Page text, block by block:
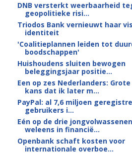
DNB versterkt weerbaarheid
geopolitieke risi...
Triodos Bank vernieuwt haar
identiteit
'Coalitieplannen leiden tot
boodschappen'
Huishoudens sluiten bewogen
beleggingsjaar positie...
Een op zes Nederlanders: Grote
kans dat ik later m...
PayPal: al 7,6 miljoen
gebruikers i...
Eén op de drie jongvolwassenen
weleens in financië...
Openbank schaft kosten voor
internationale overboe...